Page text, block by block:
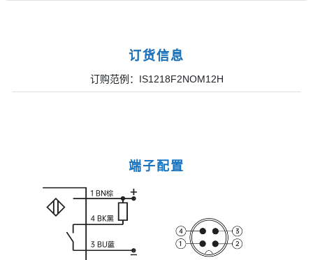
订货信息
订购范例：IS1218F2NOM12H
端子配置